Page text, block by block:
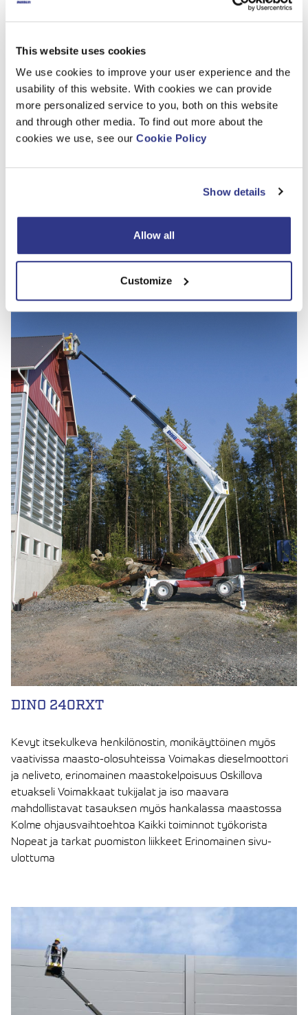
This website uses cookies
We use cookies to improve your user experience and the
usability of this website. With cookies we can provide
more personalized service to you, both on this website
and through other media. To find out more about the
cookies we use, see our Cookie Policy
Show details
Allow all
Customize
DINO 265RXT
Kevyt itsekulkeva henkilönostin, monikäyttöinen myös
vaativissa maasto-olosuhteissa Voimakas dieselmoottori
mahdollistavat tasauksen myös hankalassa maastossa
Nopeat ja tarkat puomiston liikkeet
DINO 240RXT
Kevyt itsekulkeva henkilönostin, monikäyttöinen myös
vaativissa maasto-olosuhteissa Voimakas dieselmoottori
ja neliveto, erinomainen maastokelpoisuus Oskillova
etuakseli Voimakkaat tukijalat ja iso maavara
mahdollistavat tasauksen myös hankalassa maastossa
Kolme ohjausvaihtoehtoa Kaikki toiminnot työkorista
Nopeat ja tarkat puomiston liikkeet Erinomainen sivu-
ulottuma